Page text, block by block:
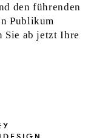
den führenden
Publikum
Sie ab jetzt Ihre